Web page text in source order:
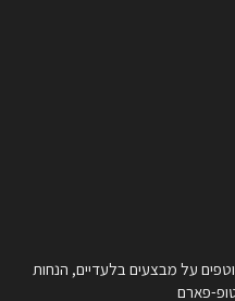
על מבצעים בלעדיים, הנחות
פארם